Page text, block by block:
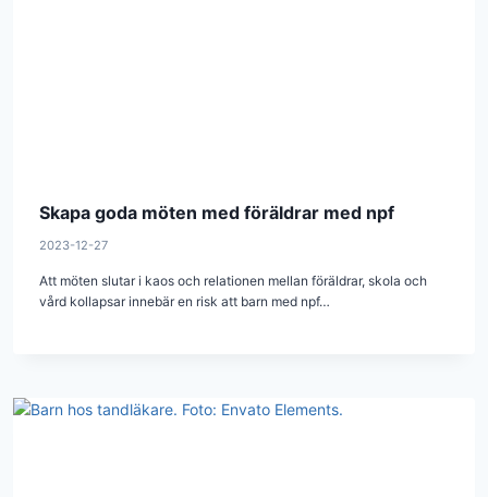
Skapa goda möten med föräldrar med npf
2023-12-27
Att möten slutar i kaos och relationen mellan föräldrar, skola och
vård kollapsar innebär en risk att barn med npf…